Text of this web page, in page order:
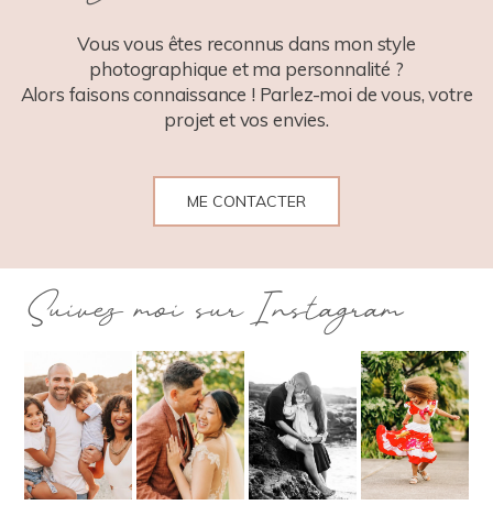
Vous vous êtes reconnus dans mon style
photographique et ma personnalité ?
Alors faisons connaissance ! Parlez-moi de vous, votre
projet et vos envies.
ME CONTACTER
Suivez moi sur Instagram